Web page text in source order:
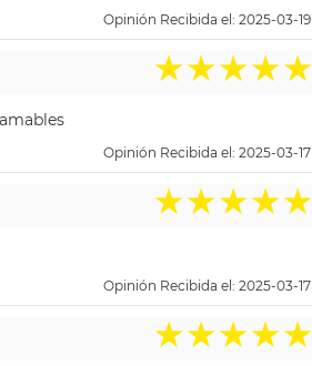
Opinión Recibida el: 2025-03-19
★★★★★
Opinión Recibida el: 2025-03-17
★★★★★
Opinión Recibida el: 2025-03-17
★★★★★